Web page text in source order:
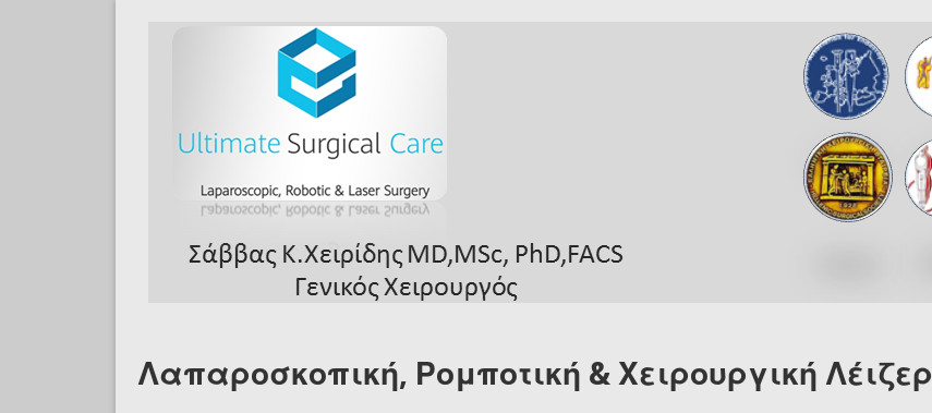
Λαπαροσκοπική, Ρομποτική & Χειρουργική Λέιζερ